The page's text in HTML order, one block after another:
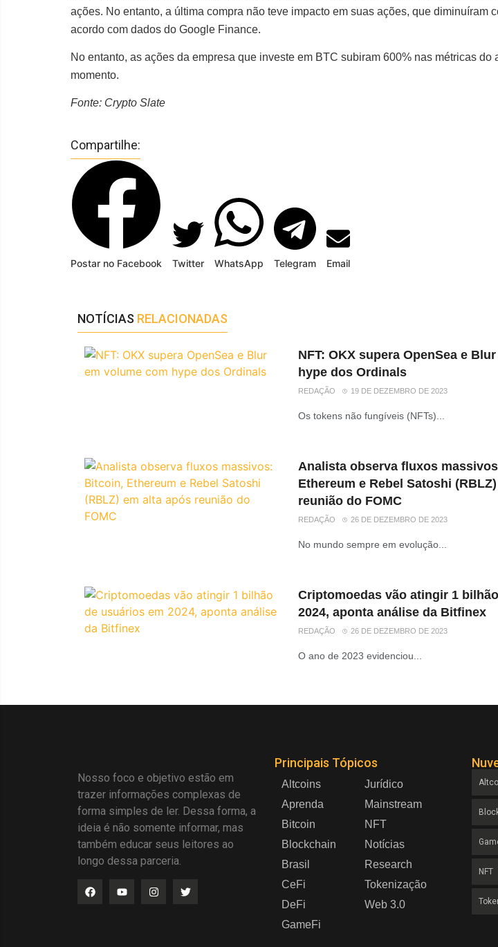
ações. No entanto, a última compra não teve impacto em suas ações, que diminuíram
acordo com dados do Google Finance.
No entanto, as ações da empresa que investe em BTC subiram 600% nas métricas do
momento.
Fonte: Crypto Slate
Compartilhe:
Postar no Facebook Twitter WhatsApp Telegram Email
NOTÍCIAS RELACIONADAS
NFT: OKX supera OpenSea e
hype dos Ordinals
REDAÇÃO 19 DE DEZEMBRO DE 2023
Os tokens não fungíveis (NFTs)...
Analista observa fluxos
Ethereum e Rebel Satoshi
reunião do FOMC
REDAÇÃO 26 DE DEZEMBRO DE 2023
No mundo sempre em evolução...
Criptomoedas vão atingir 1
2024, aponta análise da Bitfinex
REDAÇÃO 26 DE DEZEMBRO DE 2023
O ano de 2023 evidenciou...
Nosso foco e objetivo estão em
trazer informações complexas de
forma simples de ler. Dessa forma, a
ideia é não somente informar, mas
também educar seus leitores ao
longo dessa parceria.
Principais Tópicos
Altcoins
Aprenda
Bitcoin
Blockchain
Brasil
CeFi
DeFi
GameFi
Jurídico
Mainstream
NFT
Notícias
Research
Tokenização
Web 3.0
NFT